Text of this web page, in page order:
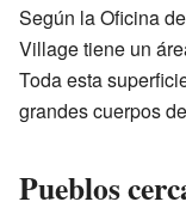
Según la Oficina
Village tiene un
Toda esta
grandes cuerpos
Pueblos